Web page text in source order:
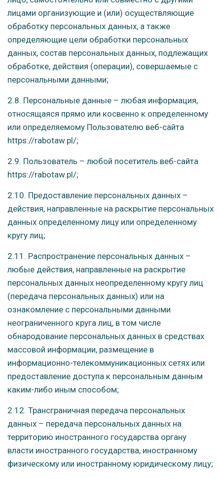
лицами организующие и (или) осуществляющие
обработку персональных данных, а также
определяющие цели обработки персональных
данных, состав персональных данных, подлежащих
обработке, действия (операции), совершаемые с
персональными данными;
2.8. Персональные данные – любая информация,
относящаяся прямо или косвенно к определенному
или определяемому Пользователю веб-сайта
https://rabotaw.pl/;
2.9. Пользователь – любой посетитель веб-сайта
https://rabotaw.pl/;
2.10. Предоставление персональных данных –
действия, направленные на раскрытие персональных
данных определенному лицу или определенному
кругу лиц;
2.11. Распространение персональных данных –
любые действия, направленные на раскрытие
персональных данных неопределенному кругу лиц
(передача персональных данных) или на
ознакомление с персональными данными
неограниченного круга лиц, в том числе
обнародование персональных данных в средствах
массовой информации, размещение в
информационно-телекоммуникационных сетях или
предоставление доступа к персональным данным
каким-либо иным способом;
2.12. Трансграничная передача персональных
данных – передача персональных данных на
территорию иностранного государства органу
власти иностранного государства, иностранному
физическому или иностранному юридическому лицу;